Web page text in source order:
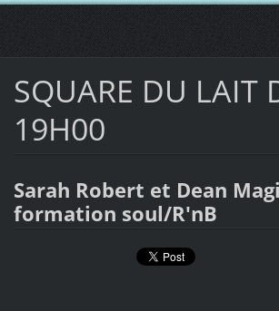
SQUARE DU LAIT
19H00
Sarah Robert et Dean
formation soul/R'nB